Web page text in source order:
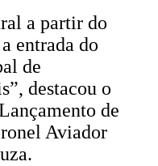
a partir do
entrada do
de
destacou o
de
Aviador